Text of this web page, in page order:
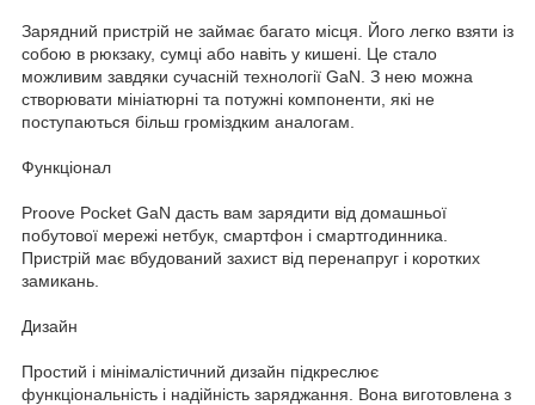
Зарядний пристрій не займає багато місця. Його легко взяти із
собою в рюкзаку, сумці або навіть у кишені. Це стало
можливим завдяки сучасній технології GaN. З нею можна
створювати мініатюрні та потужні компоненти, які не
поступаються більш громіздким аналогам.
Функціонал
Proove Pocket GaN дасть вам зарядити від домашньої
побутової мережі нетбук, смартфон і смартгодинника.
Пристрій має вбудований захист від перенапруг і коротких
замикань.
Дизайн
Простий і мінімалістичний дизайн підкреслює
функціональність і надійність заряджання. Вона виготовлена з